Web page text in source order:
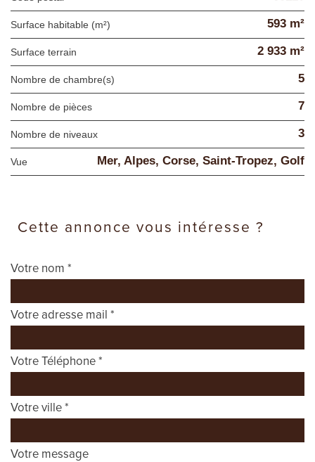
Surface habitable (m²) 593 m²
surface terrain 2 933 m²
Nombre de chambre(s) 5
Nombre de pièces 7
Nombre de niveaux 3
Vue Mer, Alpes, Corse, Saint-Tropez, Golf
cette annonce vous intéresse ?
Votre nom *
Votre adresse mail *
Votre Téléphone *
Votre ville *
Votre message